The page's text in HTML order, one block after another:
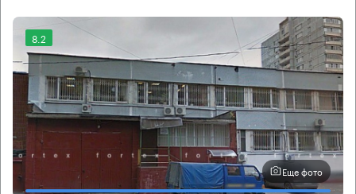
8.2
Еще фото